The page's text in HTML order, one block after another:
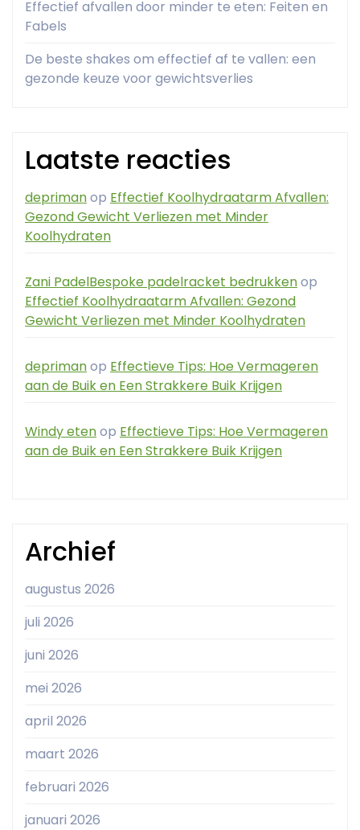
Effectief afvallen door minder te eten: Feiten en
Fabels
De beste shakes om effectief af te vallen: een
gezonde keuze voor gewichtsverlies
Laatste reacties
deprimanop Effectief Koolhydraatarm Afvallen:
Gezond Gewicht Verliezen met Minder
Koolhydraten
Zani PadelBespoke padelracket bedrukkenop
Effectief Koolhydraatarm Afvallen: Gezond
Gewicht Verliezen met Minder Koolhydraten
deprimanop Effectieve Tips: Hoe Vermageren
aan de Buik en Een Strakkere Buik Krijgen
Windy etenop Effectieve Tips: Hoe Vermageren
aan de Buik en Een Strakkere Buik Krijgen
Archief
augustus 2026
juli 2026
juni 2026
mei 2026
april 2026
maart 2026
februari 2026
januari 2026